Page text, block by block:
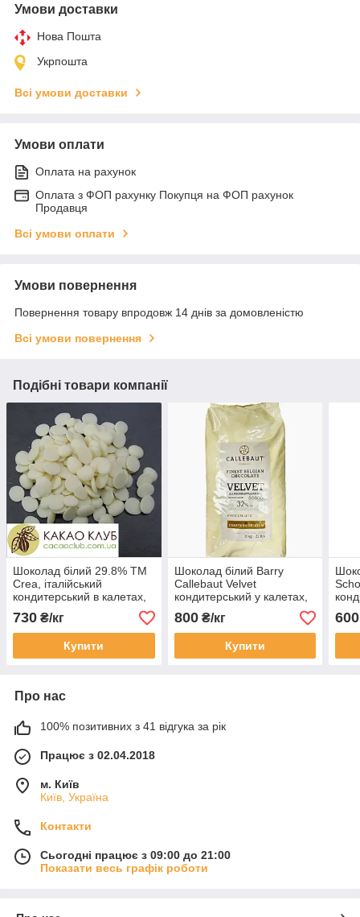
Умови доставки
Нова Пошта
Укрпошта
Всі умови доставки
Умови оплати
Оплата на рахунок
Оплата з ФОП рахунку Покупця на ФОП рахунок
Продавця
Всі умови оплати
Умови повернення
Повернення товару впродовж 14 днів за домовленістю
Всі умови повернення
Подібні товари компанії
Шоколад білий 29.8% ТМ
Crea, італійський
кондитерський в калетах,
1 кг
730 ₴/кг
Купити
Шоколад білий Barry
Callebaut Velvet
кондитерський у калетах,
1 кг, Бельгія
800₴/кг
Купити
600
Про нас
100% позитивних з 41 відгука за рік
Працює з 02.04.2018
м. Київ
Київ, Україна
Контакти
Сьогодні працює з 09:00 до 21:00
Показати весь графік роботи